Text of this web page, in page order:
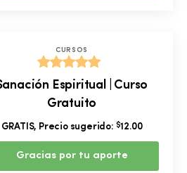
CURSOS
Valorado
con
5.00
de 5
Espiritual | Curso
Gratuito
GRATIS, Precio sugerido: $12.00
Gracias por tu aporte